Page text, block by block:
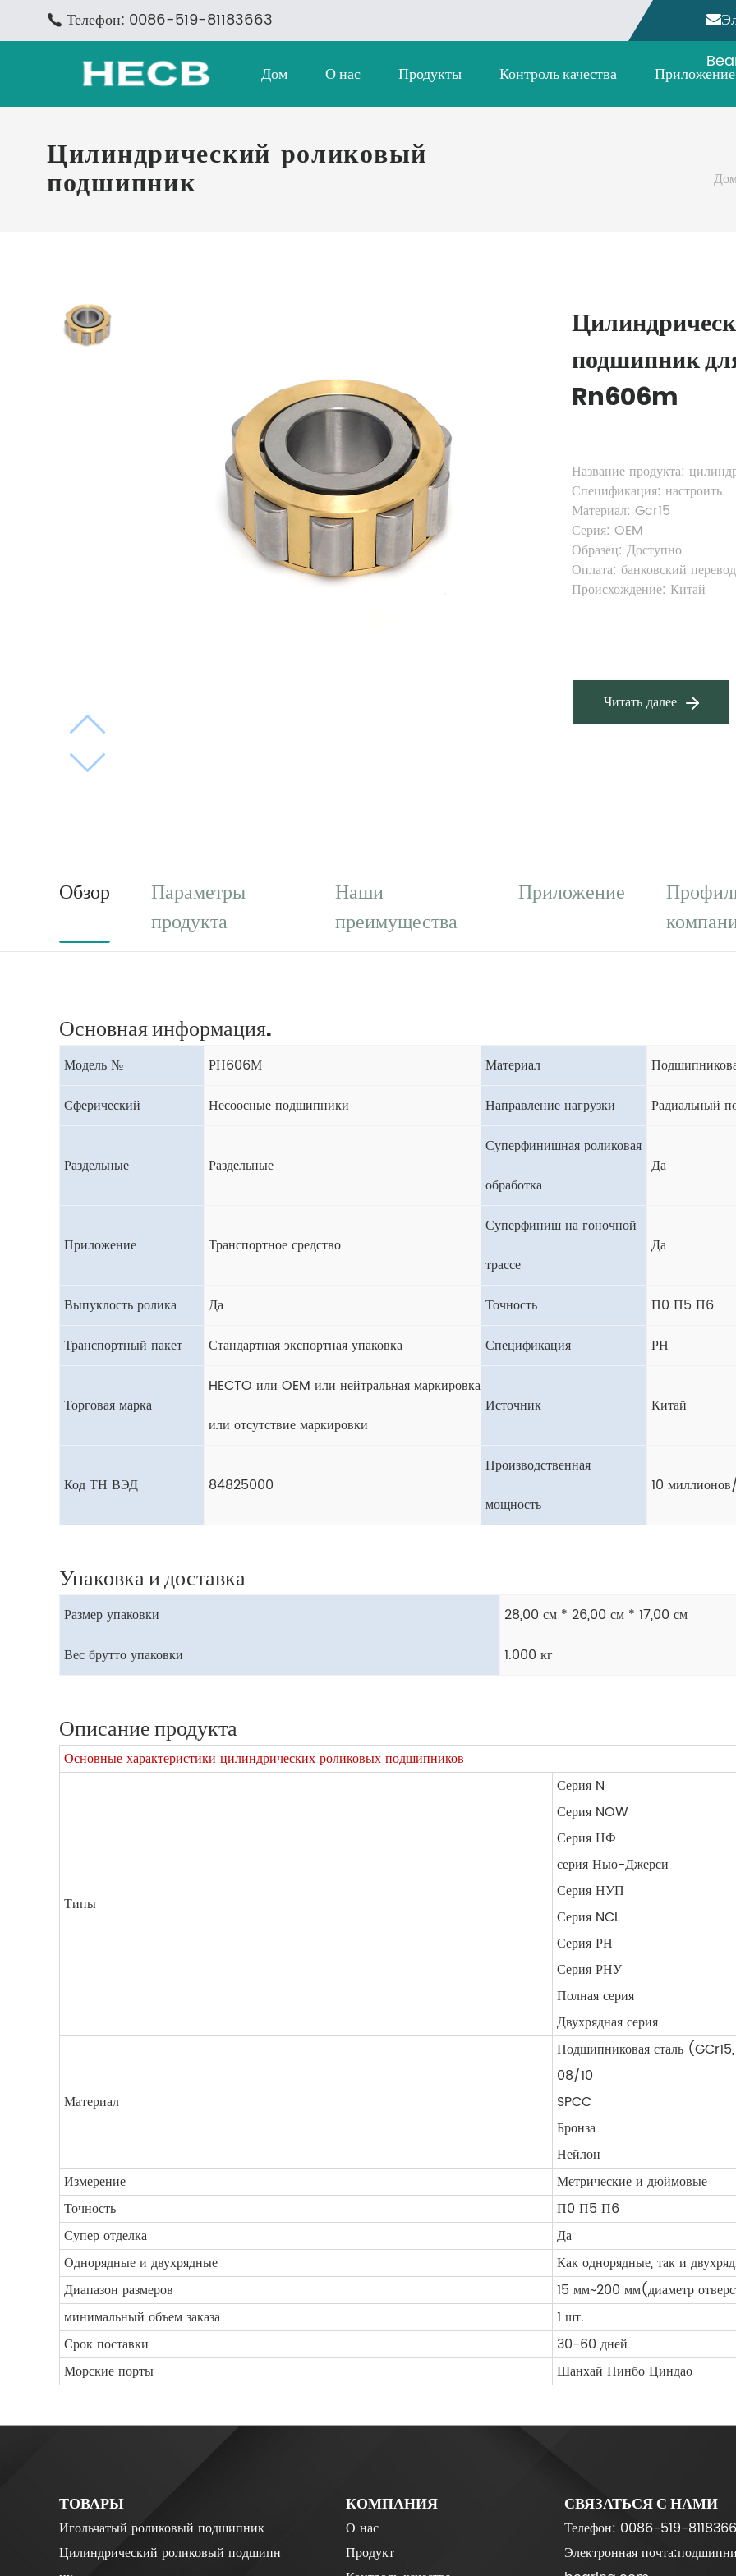
Телефон: 0086-519-81183663
Дом О нас Продукты Контроль качества Приложение
Цилиндрический роликовый
подшипник
подшипник
Rn606m
Название продукта:
Спецификация: настроить
Материал: Gcr15
Серия: OEM
Образец: Доступно
Оплата: банковский
Происхождение: Китай
Читать далее
Обзор
Параметры
продукта
Наши
преимущества
Приложение
Основная информация.
Модель № РН606М Материал
Сферический
Несоосные подшипники Направление нагрузки Радиальный
Раздельные Раздельные
Суперфинишная роликовая
обработка
Да
Приложение Транспортное средство
Суперфиниш на гоночной
трассе
Да
Выпуклость ролика Да Точность
П0 П5 П6
Транспортный пакет
Стандартная экспортная упаковка Спецификация РН
Торговая марка
HECTO или OEM или нейтральная маркировка
или отсутствие маркировки
Источник Китай
Код ТН ВЭД 84825000
Производственная
мощность
10
Упаковка и доставка
Размер упаковки
28,00 см * 26,00 см * 17,00 см
Вес брутто упаковки
1.000 кг
Описание продукта
Основные характеристики цилиндрических роликовых подшипников
Типы
Серия N
Серия NOW
Серия НФ
серия Нью-Джерси
Серия НУП
Серия NCL
Серия РН
Серия РНУ
Полная серия
Двухрядная серия
Материал
Подшипниковая сталь
08/10
SPCC
Бронза
Нейлон
Измерение
Метрические и дюймовые
Точность
П0 П5 П6
Супер отделка
Да
Однорядные и двухрядные
Как однорядные, так и
Диапазон размеров
15 мм~200 мм(диаметр
минимальный объем заказа
1 шт.
Срок поставки
30-60 дней
Морские порты
Шанхай Нинбо Циндао
ТОВАРЫ
Игольчатый роликовый подшипник
Цилиндрический роликовый подшипн
КОМПАНИЯ
О нас
Продукт
СВЯЗАТЬСЯ С НАМИ
Телефон: 0086-519-
Электронная почта: